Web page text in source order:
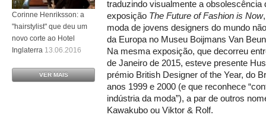
traduzindo visualmente a obsolescência
exposição The Future of Fashion is Now
moda de jovens designers do mundo
da Europa no Museu Boijmans Van
Na mesma exposição, que decorreu
de Janeiro de 2015, esteve presente
prémio British Designer of the Year, do
anos 1999 e 2000 (e que reconhece
indústria da moda”), a par de outros
Kawakubo ou Viktor & Rolf.
Corinne Henriksson: a
"hairstylist" que deu um
novo corte ao Hotel
Inglaterra 13.06.2016
VER MAIS